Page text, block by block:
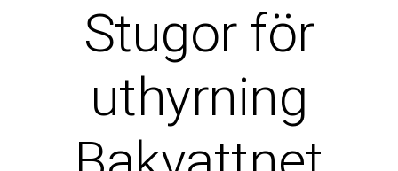
Stugor för
uthyrning